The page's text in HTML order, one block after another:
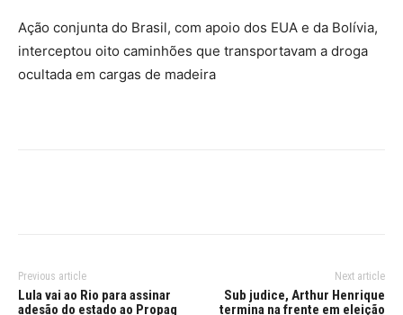
Ação conjunta do Brasil, com apoio dos EUA e da Bolívia,
interceptou oito caminhões que transportavam a droga
ocultada em cargas de madeira
Previous article
Lula vai ao Rio para assinar
adesão do estado ao Propag
Next article
Sub judice, Arthur Henrique
termina na frente em eleição